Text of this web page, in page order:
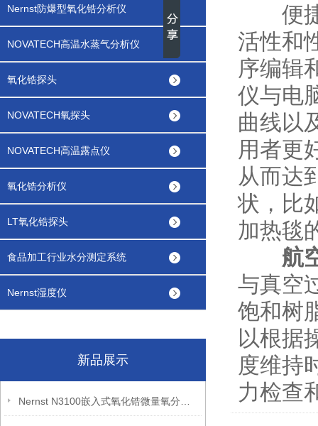
Nernst防爆型氧化锆分析仪
NOVATECH高温水蒸气分析仪
氧化锆探头
NOVATECH氧探头
NOVATECH高温露点仪
氧化锆分析仪
LT氧化锆探头
食品加工行业水分测定系统
Nernst湿度仪
新品展示
便捷
活性和
序编辑
仪与电
曲线以
用者更
从而达
状，比
加热毯
航
与真空
饱和树
以根据
度维持
力检查